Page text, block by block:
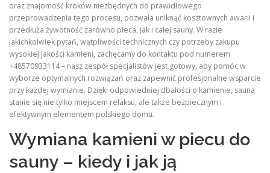
oraz znajomość kroków niezbędnych do prawidłowego
przeprowadzenia tego procesu, pozwala uniknąć kosztownych awarii i
przedłuża żywotność zarówno pieca, jak i całej sauny. W razie
jakichkolwiek pytań, wątpliwości technicznych czy potrzeby zakupu
wysokiej jakości kamieni, zachęcamy do kontaktu pod numerem
+48570933114 – nasz zespół specjalistów jest gotowy, aby pomóc w
wyborze optymalnych rozwiązań oraz zapewnić profesjonalne wsparcie
przy każdej wymianie. Dzięki odpowiedniej dbałości o kamienie, sauna
stanie się nie tylko miejscem relaksu, ale także bezpiecznym i
efektywnym elementem polskiego domu.
Wymiana kamieni w piecu do
sauny – kiedy i jak ją